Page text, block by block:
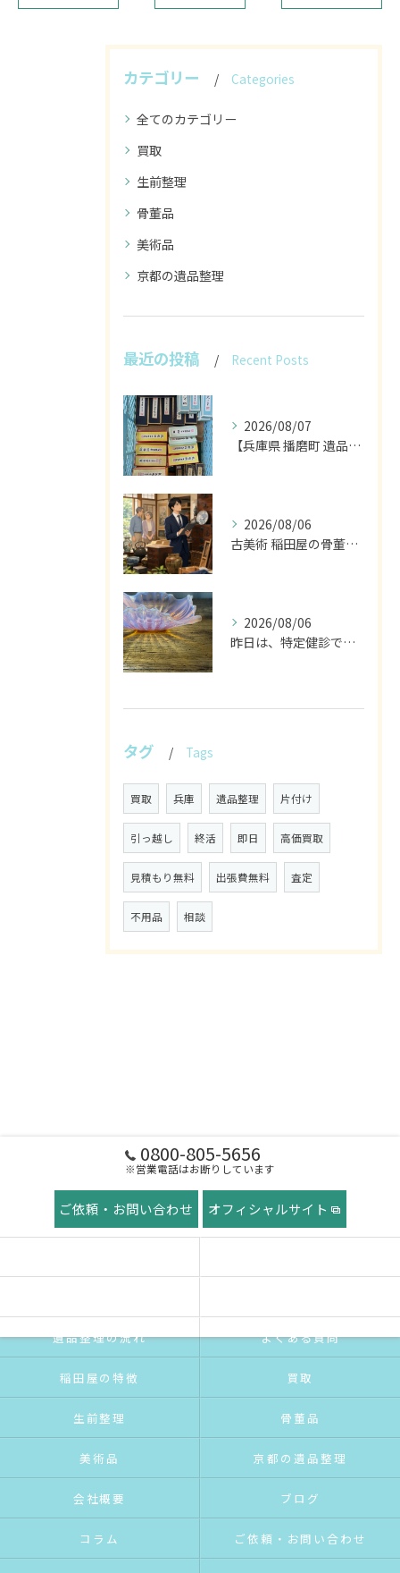
カテゴリー Categories
全てのカテゴリー
買取
生前整理
骨董品
美術品
京都の遺品整理
最近の投稿 Recent Posts
2026/08/07
【兵庫県 播磨町 遺品整理 買取 書道具 墨】
2026/08/06
古美術 稲田屋の骨董家具と遺品整理の目利き
2026/08/06
昨日は、特定健診でした。
タグ Tags
買取 兵庫 遺品整理 片付け
引っ越し 終活 即日 高価買取
見積もり無料 出張費無料 査定
不用品 相談
0800-805-5656
※営業電話はお断りしています
ご依頼・お問い合わせ オフィシャルサイト
遺品整理の流れ よくある質問
稲田屋の特徴 買取
生前整理 骨董品
美術品 京都の遺品整理
会社概要 ブログ
コラム ご依頼・お問い合わせ